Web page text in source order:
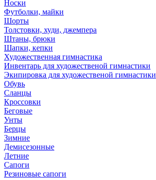
Носки
Футболки, майки
Шорты
Толстовки, худи, джемпера
Штаны, брюки
Шапки, кепки
Художественная гимнастика
Инвентарь для художественой гимнастики
Экипировка для художественой гимнастики
Обувь
Сланцы
Кроссовки
Беговые
Унты
Берцы
Зимние
Демисезонные
Летние
Сапоги
Резиновые сапоги